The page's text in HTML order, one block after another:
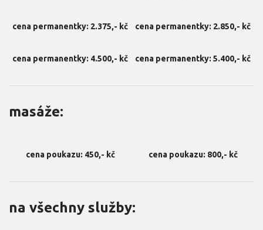
cena permanentky: 2.375,- kč cena permanentky: 2.850,- kč
cena permanentky: 4.500,- kč cena permanentky: 5.400,- kč
masáže:
cena poukazu: 450,- kč cena poukazu: 800,- kč
na všechny služby: